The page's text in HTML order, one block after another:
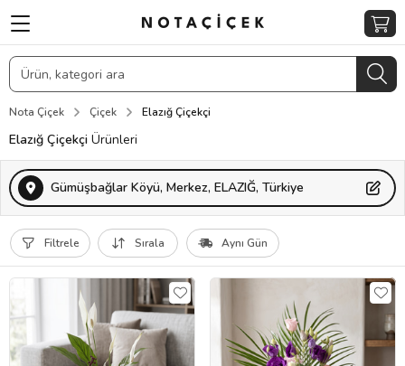
Nota Çiçek Çiçek Elazığ Çiçekçi
Elazığ Çiçekçi Ürünleri
Gümüşbağlar Köyü, Merkez, ELAZIĞ, Türkiye
Filtrele Sırala Aynı Gün